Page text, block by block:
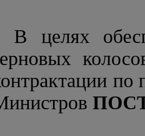
В целях
по